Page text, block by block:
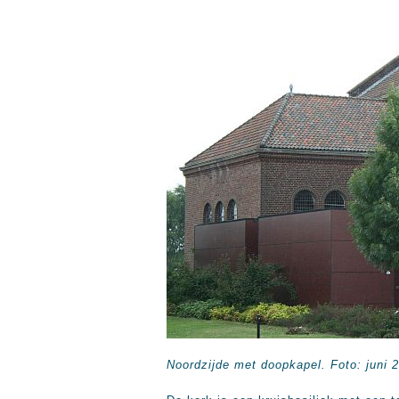
Noordzijde met doopkapel. Foto: juni